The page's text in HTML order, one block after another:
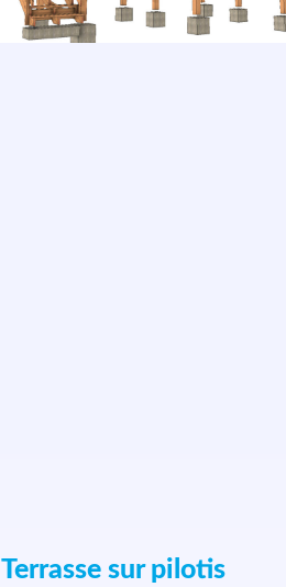
Terrasse sur pilotis